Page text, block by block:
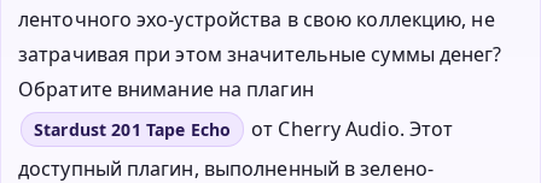
ленточного эхо-устройства в свою коллекцию, не
затрачивая при этом значительные суммы денег?
Обратите внимание на плагин
Stardust 201 Tape Echo
от Cherry Audio. Этот
доступный плагин, выполненный в зелено-